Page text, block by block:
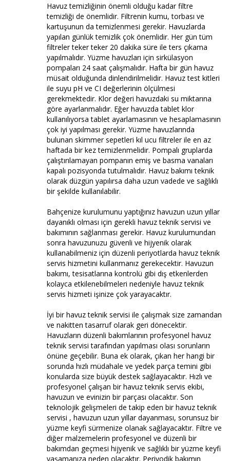
Havuz temizliğinin önemli olduğu kadar filtre
temizliği de önemlidir. Filtrenin kumu, torbası ve
kartuşunun da temizlenmesi gerekir. Havuzlarda
yapılan günlük temizlik çok önemlidir. Her gün tüm
filtreler teker teker 20 dakika süre ile ters çıkama
yapılmalıdır. Yüzme havuzları için sirkülasyon
pompaları 24 saat çalışmalıdır. Hafta bir gün havuz
müsait olduğunda dinlendirilmelidir. Havuz test kitleri
ile suyu pH ve CI değerlerinin ölçülmesi
gerekmektedir. Klor değeri havuzdaki su miktarına
göre ayarlanmalıdır. Eğer havuzda tablet klor
kullanılıyorsa tablet ayarlamasının ve hesaplamasının
çok iyi yapılması gerekir. Yüzme havuzlarında
bulunan skimmer sepetleri kıl ucu filtreler ile en az
haftada bir kez temizlenmelidir. Pompalı gruplarda
çalıştırılamayan pompanın emiş ve basma vanaları
kapalı pozisyonda tutulmalıdır. Havuz bakımı teknik
olarak düzgün yapılırsa daha uzun vadede ve sağlıklı
bir şekilde kullanılabilir.
Bahçenize kurulumunu yaptığınız havuzun uzun yıllar
dayanıklı olması için gerekli havuz teknik servisi ve
bakımının sağlanması gerekir. Havuz kurulumundan
sonra havuzunuzu güvenli ve hijyenik olarak
kullanabilmeniz için düzenli periyotlarda havuz teknik
servis hizmetini kullanmanız gerekecektir. Havuzun
bakımı, tesisatlarına kontrolü gibi dış etkenlerden
kolayca etkilenebilmeleri nedeniyle havuz teknik
servis hizmeti işinize çok yarayacaktır.
İyi bir havuz teknik servisi ile çalışmak size zamandan
ve nakitten tasarruf olarak geri dönecektir.
Havuzların düzenli bakımlarının profesyonel havuz
teknik servisi tarafından yapılması olası sorunların
önüne geçebilir. Buna ek olarak, çıkan her hangi bir
sorunda hızlı müdahale ve yedek parça temini gibi
konularda size büyük destek sağlayacaktır. Hızlı ve
profesyonel çalışan bir havuz teknik servis ekibi,
havuzun ve evinizin bir parçası olacaktır. Son
teknolojik gelişmeleri de takip eden bir havuz teknik
servisi , havuzun uzun yıllar dayanması, sorunsuz bir
yüzme keyfi sürmenize olanak sağlayacaktır. Filtre ve
diğer malzemelerin profesyonel ve düzenli bir
bakımdan geçmesi hijyenik ve sağlıklı bir yüzme keyfi
yaşamanıza neden olacaktır. Periyodik bakımın